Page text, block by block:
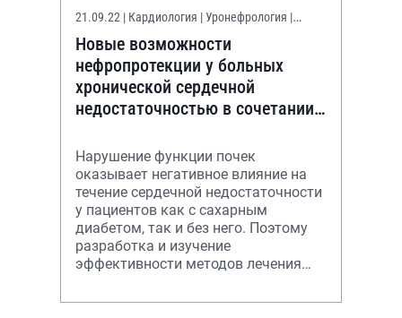
21.09.22 | Кардиология | Уронефрология |
Эндокринология
Новые возможности
нефропротекции у больных
хронической сердечной
недостаточностью в сочетании с
сахарным диабетом 2 типа
Нарушение функции почек
оказывает негативное влияние на
течение сердечной недостаточности
у пациентов как с сахарным
диабетом, так и без него. Поэтому
разработка и изучение
эффективности методов лечения
недостаточности, особенно у па